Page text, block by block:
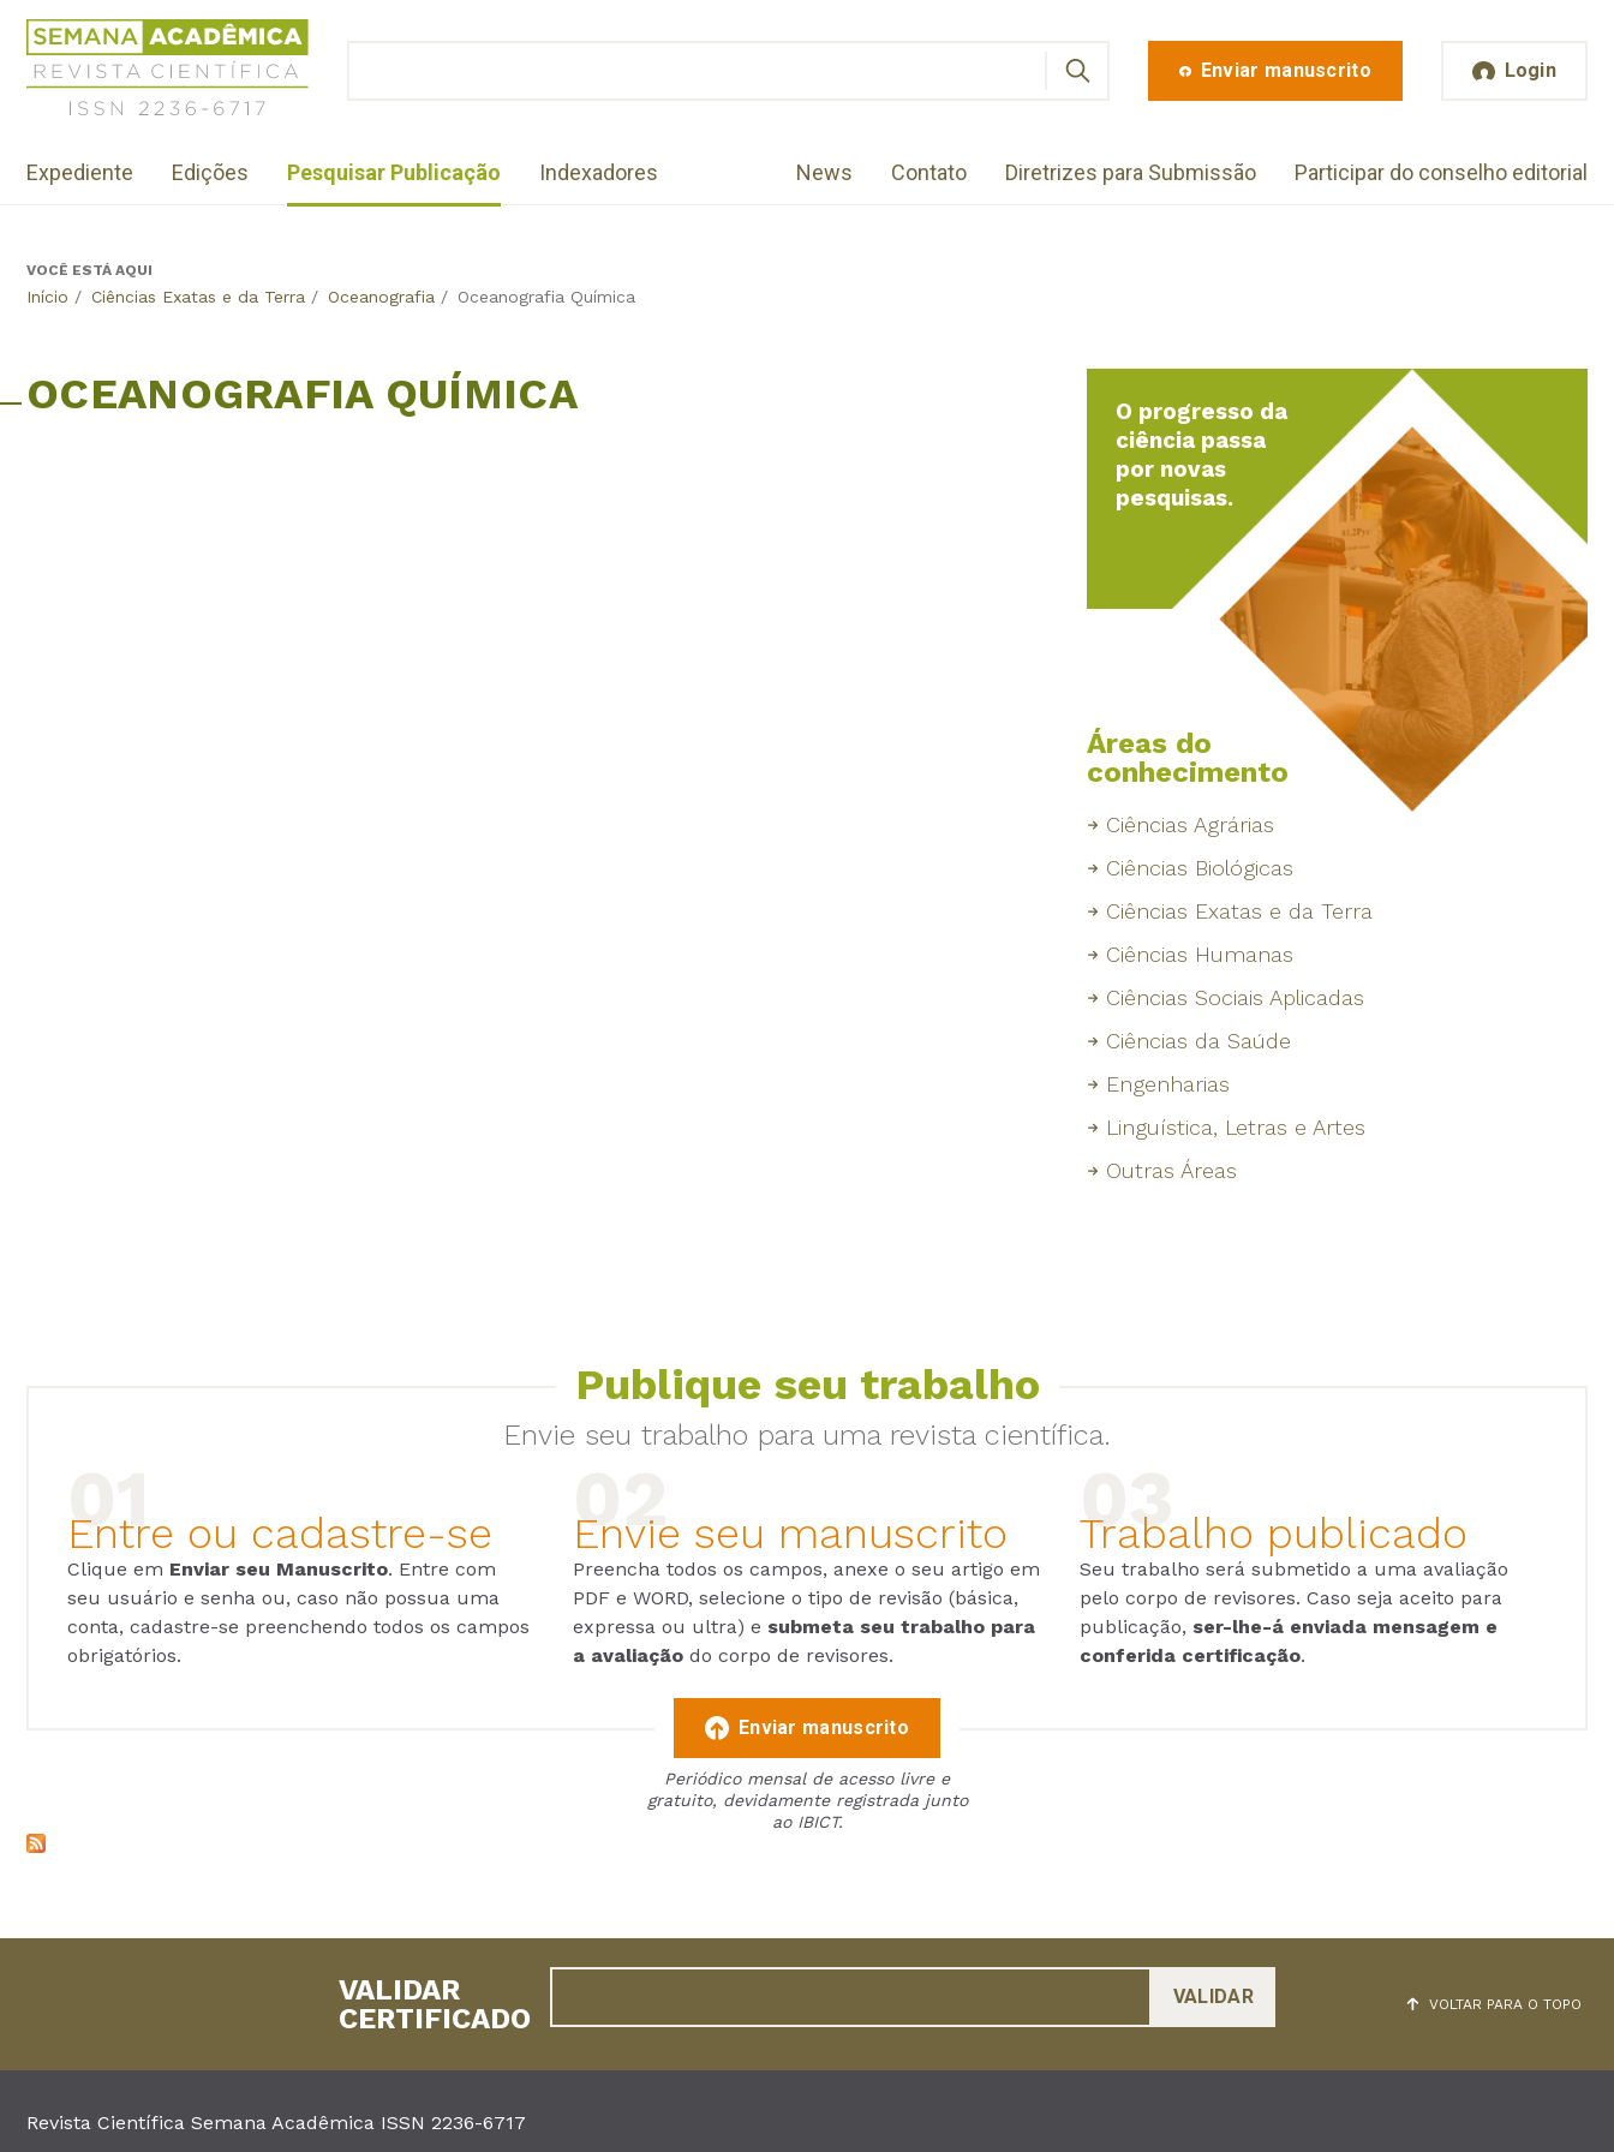
Jump
navigation
Revista
Científica
Semana
Acadêmica
2236-
Enviar manuscrito Login
Menu
institutional
Expediente Edições Pesquisar Publicação Indexadores News Contato Diretrizes para Submissão Participar do conselho editorial
BackVOCÊ ESTÁ AQUI
Início / Ciências Exatas e da Terra / Oceanografia / Oceanografia Química
OCEANOGRAFIA QUÍMICA
O progresso da
ciência passa
por novas
pesquisas.
Áreas do
conhecimento
Ciências Agrárias
Ciências Biológicas
Ciências Exatas e da Terra
Ciências Humanas
Ciências Sociais Aplicadas
Ciências da Saúde
Engenharias
Linguística, Letras e Artes
Outras Áreas
Publique seu trabalho
Envie seu trabalho para uma revista científica.
Entre ou cadastre-se
Clique em Enviar seu Manuscrito. Entre com
seu usuário e senha ou, caso não possua uma
conta, cadastre-se preenchendo todos os campos
obrigatórios.
Envie seu manuscrito
Preencha todos os campos, anexe o seu artigo em
PDF e WORD, selecione o tipo de revisão (básica,
expressa ou ultra) e submeta seu trabalho para
a avaliação do corpo de revisores.
Trabalho publicado
Seu trabalho será submetido a uma avaliação
pelo corpo de revisores. Caso seja aceito para
publicação, ser-lhe-á enviada mensagem e
conferida certificação.
Enviar manuscrito
Periódico mensal de acesso livre e
gratuito, devidamente registrada junto
ao IBICT.
VOLTAR PARA O TOPO
VALIDAR
CERTIFICADO
Revista Científica Semana Acadêmica ISSN 2236-6717